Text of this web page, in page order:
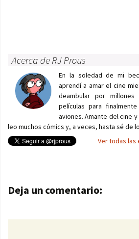
Acerca de RJ Prous
En la soledad de mi
aprendí a amar el cine
deambular por
películas para
aviones. Amante del cine
leo muchos cómics y, a veces, hasta sé de
Ver todas las
Navegación de
Deja un comentario: